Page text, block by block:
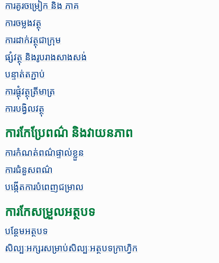
​ការ​គូរចម្រៀក ​និង​​ ភាគ
​ការ​ចម្លង​វត្ថុ​
​​ការ​ដាក់​វត្ថុ​ជា​ក្រុម​
ផ្សំ​វត្ថុ និង​រូបរាង​សាងសង់
​​​បន្ទាត់​តភ្ជាប់​
ការ​ផ្គុំ​វត្ថុ​​ត្រីមាត្រ​​
​ការ​បង្វិល​វត្ថុ​
ការ​កែ​ប្រែ​ពណ៌​ និង​​វាយនភាព
​ការ​កំណត់​ពណ៌​ផ្ទាល់​ខ្លួន​
​​ការ​​ជំនួស​​ពណ៌​
បង្កើត​កា​របំពេញជម្រាល
ការ​​កែ​​សម្រួល​​អត្ថបទ
បន្ថែម​អត្ថបទ
សិល្បៈអក្សរ​សម្រាប់​សិល្បៈ​អត្ថបទ​ក្រាហ្វិក